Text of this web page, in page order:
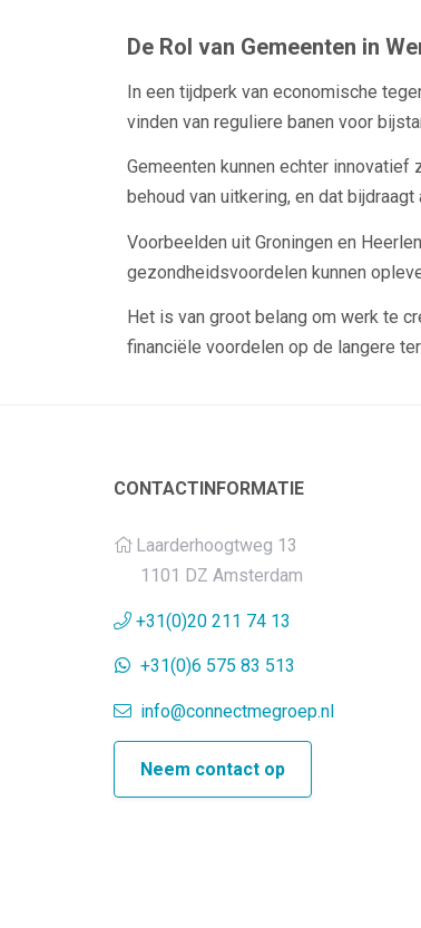
De Rol van Gemeenten in
In een tijdperk van economische
vinden van reguliere banen voor
Gemeenten kunnen echter
behoud van uitkering, en dat
Voorbeelden uit Groningen en
gezondheidsvoordelen kunnen
Het is van groot belang om werk te
financiële voordelen op de langere
CONTACTINFORMATIE
Laarderhoogtweg 13
1101 DZ Amsterdam
+31(0)20 211 74 13
+31(0)6 575 83 513
info@connectmegroep.nl
Neem contact op